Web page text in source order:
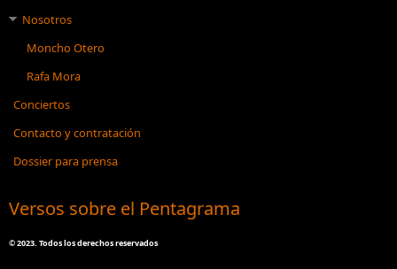
Nosotros
Moncho Otero
Rafa Mora
Conciertos
Contacto y contratación
Dossier para prensa
Versos sobre el Pentagrama
©2023. Todos los derechos reservados